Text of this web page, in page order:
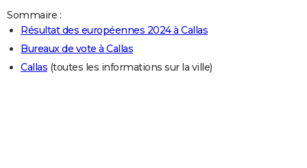
Guides de France
Escapades
Patrimoine
Expositions
Musées
Week-end nature
LIFESTYLE
Art de vivre
Bien-être
Loisirs
Mode
Modes de vie
Sommaire :
Résultat des européennes 2024 à Callas
Bureaux de vote à Callas
Callas (toutes les informations sur la ville)